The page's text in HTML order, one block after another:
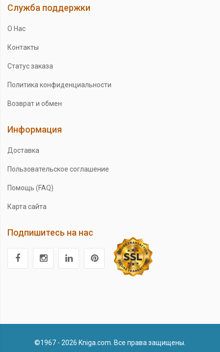
Служба поддержки
О Нас
Контакты
Статус заказа
Политика конфиденциальности
Возврат и обмен
Информация
Доставка
Пользовательское соглашение
Помощь (FAQ)
Карта сайта
Подпишитесь на нас
©1967 - 2026 Kniga.com. Все права защищены.